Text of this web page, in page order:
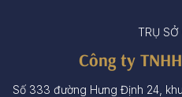
TRỤ SỞ
Công ty
Số 333 đường Hưng Định 24,